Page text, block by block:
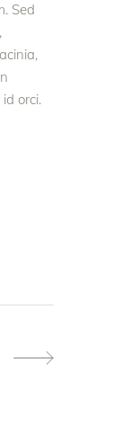
Sed
orci.